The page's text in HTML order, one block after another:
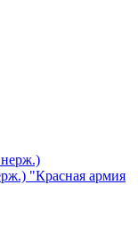
"Красная армия